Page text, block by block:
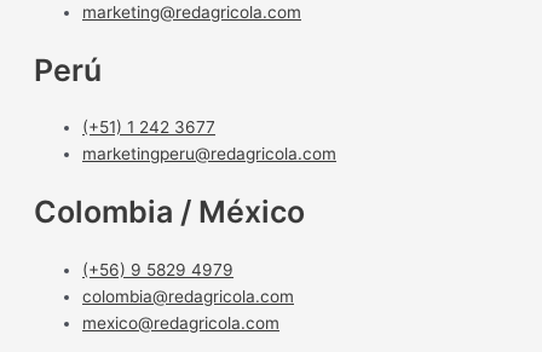
marketing@redagricola.com
Perú
(+51) 1 242 3677
marketingperu@redagricola.com
Colombia / México
(+56) 9 5829 4979
colombia@redagricola.com
mexico@redagricola.com